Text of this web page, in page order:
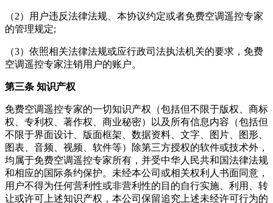
（2）用户违反法律法规、本协议约定或者免费空调遥控专家
的管理规定;
（3）依照相关法律法规或应行政司法执法机关的要求，免费
空调遥控专家注销用户的账户。
第三条 知识产权
免费空调遥控专家的一切知识产权（包括但不限于版权、商标
权、专利权、著作权、商业秘密）以及所有信息内容（包括但
不限于界面设计、版面框架、数据资料、文字、图片、图形、
图表、音频、视频、软件等）除第三方授权的软件或技术外，
均属于免费空调遥控专家所有，并受中华人民共和国法律法规
和相应的国际条约保护。未经本公司或相关权利人书面同意，
用户不得为任何营利性或非营利性的目的自行实施、利用、转
让或许可上述知识产权，本公司保留追究上述未经许可行为的